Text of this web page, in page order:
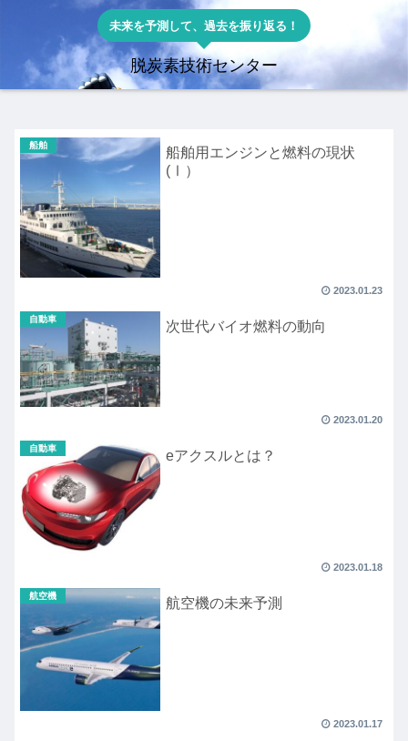
未来を予測して、過去を振り返る！
脱炭素技術センター
船舶
船舶用エンジンと燃料の現状
(Ⅰ）
2023.01.23
自動車 次世代バイオ燃料の動向
2023.01.20
自動車 eアクスルとは？
2023.01.18
航空機 航空機の未来予測
2023.01.17